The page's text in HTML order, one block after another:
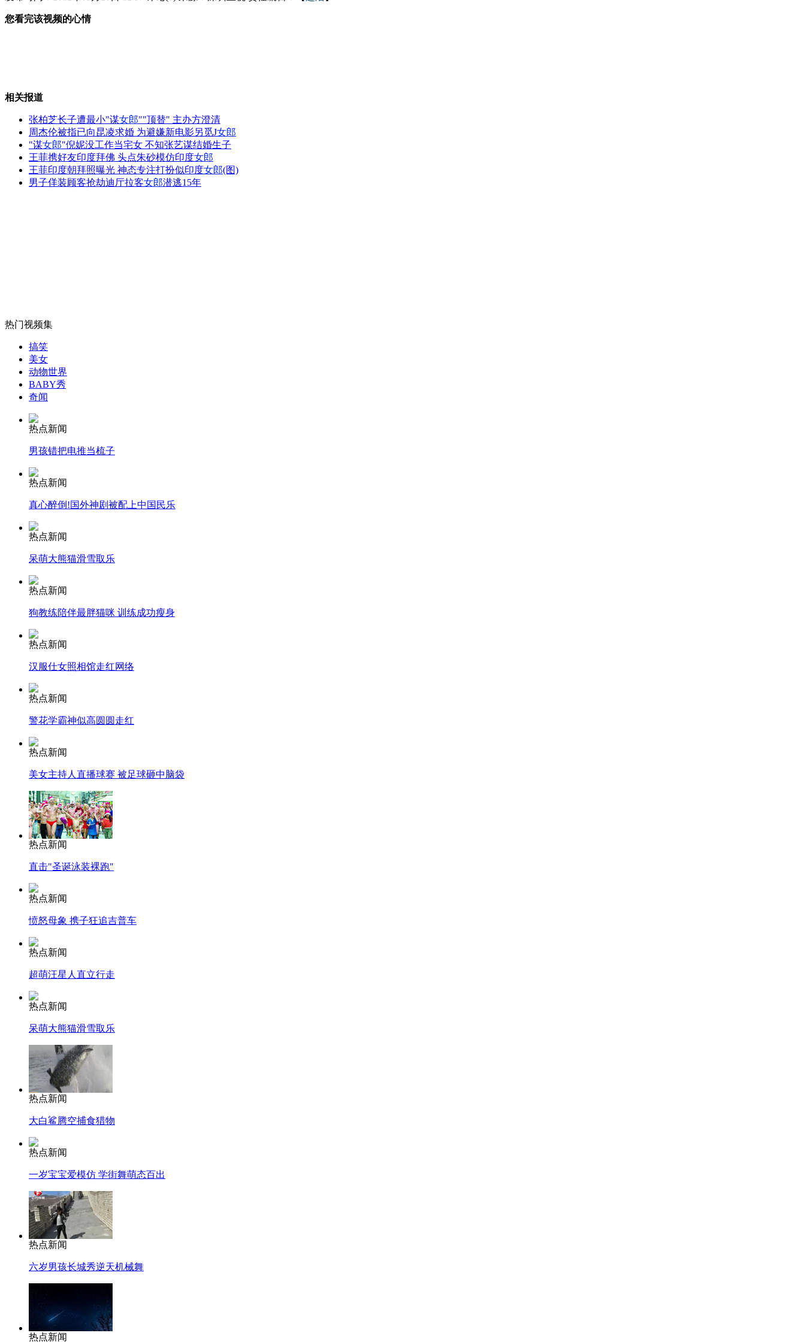
男子持双刀劫持女童被击毙
金发女郎参加节目摔坏"爆乳"
女孩北京地铁殴打老人 痛下狠手拳打脚踢
无痛分娩是否安全 医生回应
外交部：反对强权政治霸凌主义
外交部：有关国家言论片面不公正
安徽一实载49人客车翻车
走！跟着总书记去植树
消防员救轻生者 花炮节热闹非凡 减压"枕头大战"
纽约上演“枕头大战”
司机酒驾遇交警 急速倒车逃窜
您看完该视频的心情
相关报道
张柏芝长子遭最小"谋女郎""顶替" 主办方澄清
周杰伦被指已向昆凌求婚 为避嫌新电影另觅J女郎
"谋女郎"倪妮没工作当宅女 不知张艺谋结婚生子
王菲携好友印度拜佛 头点朱砂模仿印度女郎
王菲印度朝拜照曝光 神态专注打扮似印度女郎(图)
男子佯装顾客抢劫迪厅拉客女郎潜逃15年
热门视频集
搞笑
美女
动物世界
BABY秀
奇闻
热点新闻
男孩错把电推当梳子
热点新闻
真心醉倒!国外神剧被配上中国民乐
热点新闻
呆萌大熊猫滑雪取乐
热点新闻
狗教练陪伴最胖猫咪 训练成功瘦身
热点新闻
汉服仕女照相馆走红网络
热点新闻
警花学霸神似高圆圆走红
热点新闻
美女主持人直播球赛 被足球砸中脑袋
热点新闻
直击"圣诞泳装裸跑"
热点新闻
愤怒母象 携子狂追吉普车
热点新闻
超萌汪星人直立行走
热点新闻
呆萌大熊猫滑雪取乐
热点新闻
大白鲨腾空捕食猎物
热点新闻
一岁宝宝爱模仿 学街舞萌态百出
热点新闻
六岁男孩长城秀逆天机械舞
热点新闻